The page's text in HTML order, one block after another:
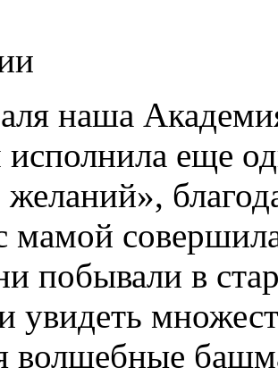
наша
исполнила еще
мамой
побывали в
увидеть
волшебные